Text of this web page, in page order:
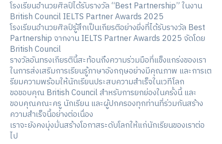
โรงเรียนอำนวยศิลป์ได้รับรางวัล “Best Partnership” ในงาน
British Council IELTS Partner Awards 2025
โรงเรียนอำนวยศิลป์รู้สึกเป็นเกียรติอย่างยิ่งที่ได้รับรางวัล Best
Partnership จากงาน IELTS Partner Awards 2025 จัดโดย
British Council
รางวัลอันทรงเกียรตินี้สะท้อนถึงความร่วมมือที่แข็งแกร่งของเรา
ในการส่งเสริมการเรียนรู้ภาษาอังกฤษอย่างมีคุณภาพ และการเต
รียมความพร้อมให้นักเรียนประสบความสำเร็จในเวทีโลก
ขอขอบคุณ British Council สำหรับการยกย่องในครั้งนี้ และ
ขอบคุณคณะครู นักเรียน และผู้ปกครองทุกท่านที่ร่วมกันสร้าง
ความสำเร็จนี้อย่างต่อเนื่อง
เราจะยังคงมุ่งมั่นสร้างโอกาสระดับโลกให้แก่นักเรียนของเราต่อ
ไป